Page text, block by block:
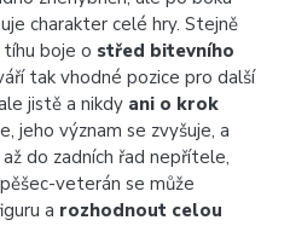
charakter celé hry. Stejně
boje o střed bitevního
tak vhodné pozice pro další
jistě a nikdy ani o krok
jeho význam se zvyšuje, a
do zadních řad nepřítele,
veterán se může
a rozhodnout celou